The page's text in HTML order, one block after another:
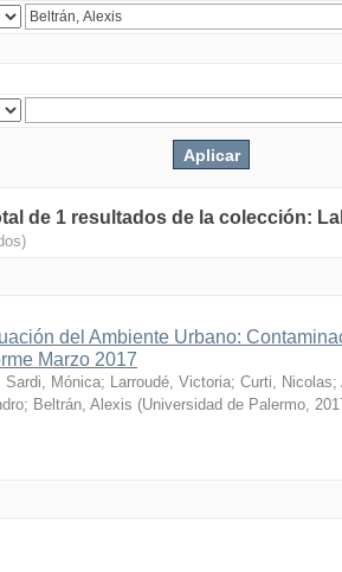
de 1 resultados de la colección:
del Ambiente Urbano:
Marzo 2017
Sardi, Mónica; Larroudé, Victoria; Curti, Nicolas;
; Beltrán, Alexis (Universidad de Palermo,